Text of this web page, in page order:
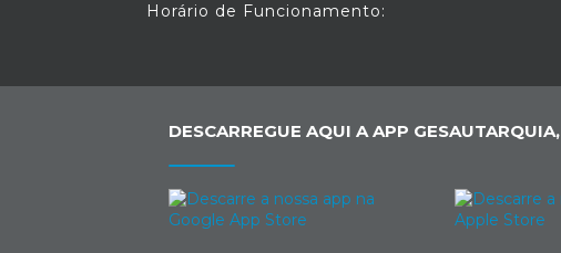
Horário de Funcionamento:
DESCARREGUE AQUI A APP GESAUTARQUIA,